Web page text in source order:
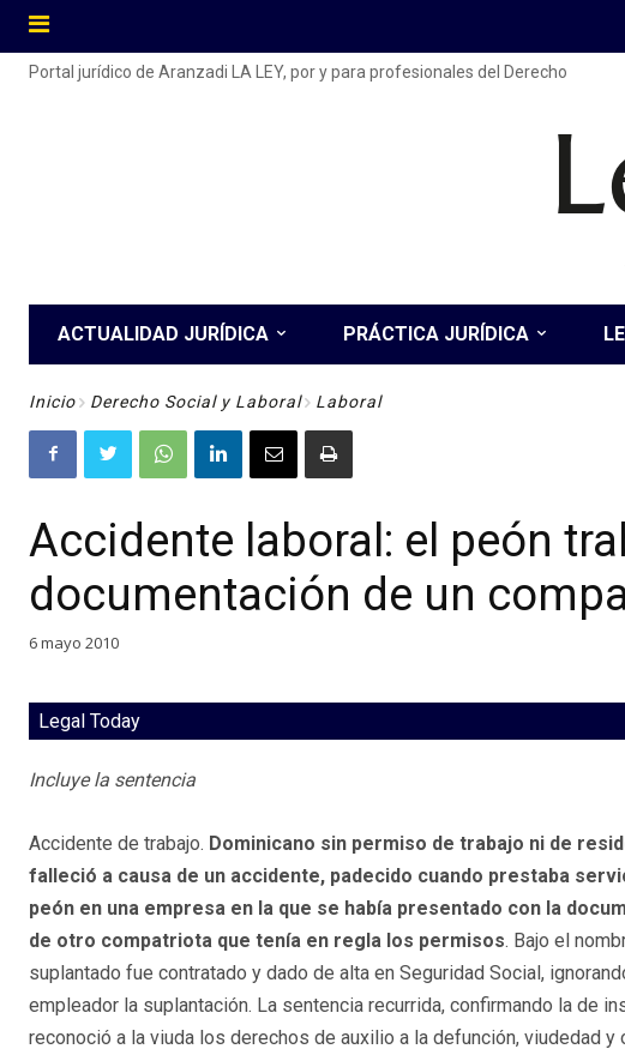
Portal jurídico de Aranzadi LA LEY, por y para profesionales del Derecho
ACTUALIDAD JURÍDICA PRÁCTICA JURÍDICA
Inicio Derecho Social y Laboral Laboral
Accidente laboral: el peón
documentación de un
6 mayo 2010
Legal Today
Incluye la sentencia
Accidente de trabajo. Dominicano sin permiso de trabajo ni de
falleció a causa de un accidente, padecido cuando prestaba
peón en una empresa en la que se había presentado con la
de otro compatriota que tenía en regla los permisos. Bajo el
suplantado fue contratado y dado de alta en Seguridad Social,
empleador la suplantación. La sentencia recurrida, confirmando la de
reconoció a la viuda los derechos de auxilio a la defunción, viudedad y